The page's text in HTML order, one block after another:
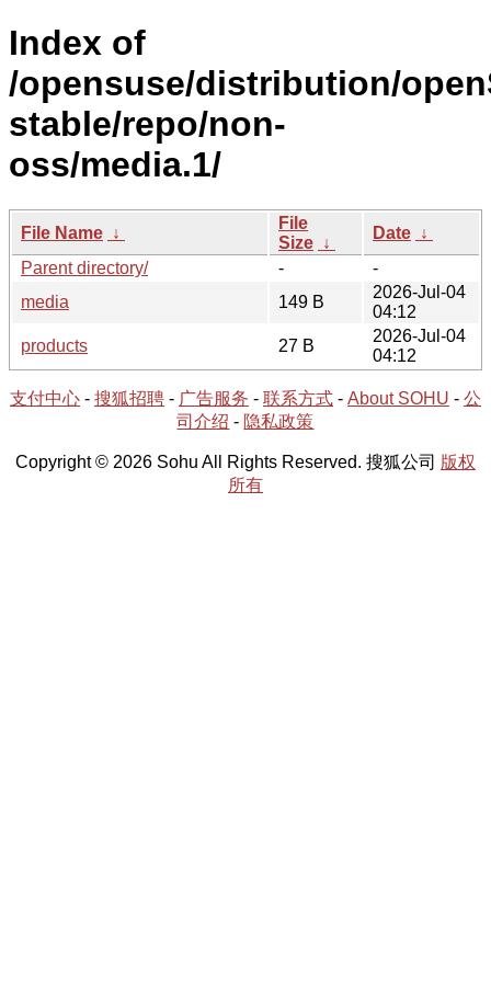
Index of
/opensuse/distribution/
stable/repo/non-
oss/media.1/
File Name ↓
File
Size ↓
Date ↓
Parent directory/
-
-
media
149 B
2026-Jul-04
04:12
products
27 B
2026-Jul-04
04:12
支付中心 - 搜狐招聘 - 广告服务 - 联系方式 - About SOHU - 公
司介绍 - 隐私政策
Copyright © 2026 Sohu All Rights Reserved. 搜狐公司 版权
所有